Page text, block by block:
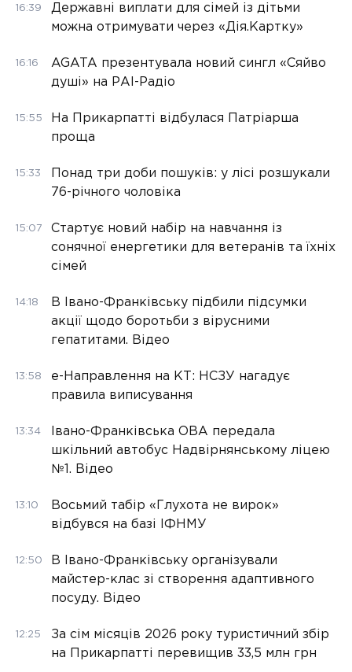
16:39
Державні виплати для сімей із дітьми
можна отримувати через «Дія.Картку»
16:16
AGATA презентувала новий сингл «Сяйво
душі» на РАІ-Радіо
15:55
На Прикарпатті відбулася Патріарша
проща
15:33
Понад три доби пошуків: у лісі розшукали
76-річного чоловіка
15:07
Стартує новий набір на навчання із
сонячної енергетики для ветеранів та їхніх
сімей
14:18
В Івано-Франківську підбили підсумки
акції щодо боротьби з вірусними
гепатитами. Відео
13:58
е-Направлення на КТ: НСЗУ нагадує
правила виписування
13:34
Івано-Франківська ОВА передала
шкільний автобус Надвірнянському ліцею
№1. Відео
13:10
Восьмий табір «Глухота не вирок»
відбувся на базі ІФНМУ
12:50
В Івано-Франківську організували
майстер-клас зі створення адаптивного
посуду. Відео
12:25
За сім місяців 2026 року туристичний збір
на Прикарпатті перевищив 33,5 млн грн